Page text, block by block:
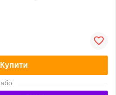
Купити
або